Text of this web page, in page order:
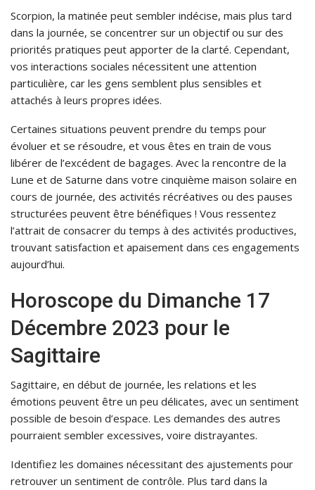
Scorpion, la matinée peut sembler indécise, mais plus tard
dans la journée, se concentrer sur un objectif ou sur des
priorités pratiques peut apporter de la clarté. Cependant,
vos interactions sociales nécessitent une attention
particulière, car les gens semblent plus sensibles et
attachés à leurs propres idées.
Certaines situations peuvent prendre du temps pour
évoluer et se résoudre, et vous êtes en train de vous
libérer de l’excédent de bagages. Avec la rencontre de la
Lune et de Saturne dans votre cinquième maison solaire en
cours de journée, des activités récréatives ou des pauses
structurées peuvent être bénéfiques ! Vous ressentez
l’attrait de consacrer du temps à des activités productives,
trouvant satisfaction et apaisement dans ces engagements
aujourd’hui.
Horoscope du Dimanche 17
Décembre 2023 pour le
Sagittaire
Sagittaire, en début de journée, les relations et les
émotions peuvent être un peu délicates, avec un sentiment
possible de besoin d’espace. Les demandes des autres
pourraient sembler excessives, voire distrayantes.
Identifiez les domaines nécessitant des ajustements pour
retrouver un sentiment de contrôle. Plus tard dans la